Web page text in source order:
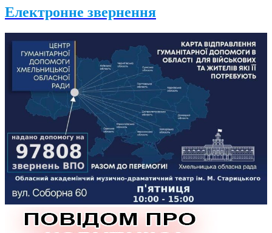
Електронне звернення